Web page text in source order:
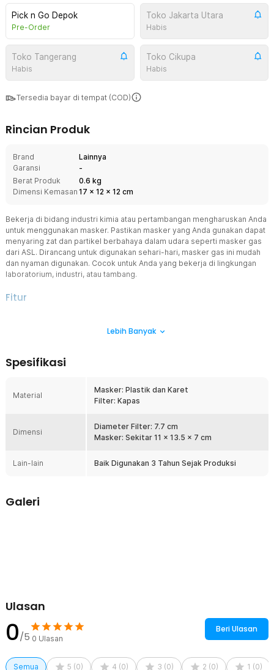
Pick n Go Depok
Pre-Order
Toko Jakarta Utara
Habis
Toko Tangerang
Habis
Toko Cikupa
Habis
Tersedia bayar di tempat (COD)
Rincian Produk
Brand
Lainnya
Garansi
-
Berat Produk
0.6 kg
Dimensi Kemasan 17 x 12 x 12 cm
Bekerja di bidang industri kimia atau pertambangan mengharuskan Anda
untuk menggunakan masker. Pastikan masker yang Anda gunakan dapat
menyaring zat dan partikel berbahaya dalam udara seperti masker gas
dari ASL. Dirancang untuk digunakan sehari-hari, masker gas ini mudah
dan nyaman digunakan. Cocok untuk Anda yang bekerja di lingkungan
laboratorium, industri, atau tambang.
Fitur
Masker polusi ini membantu memberikan perlindungan terhadap
Anda berada di lingkungan kerja ataupun lingkungan yang memiliki
Melindungi Bagian Wajah
Memiliki desain menutupi mulut dan hidung secara menyeluruh,
terhindar dari efek kontaminasi pada saat beraktivitas di luar atau
bekerja.
Filter penyaring udara memberikan sirkulasi udara yang bersih
menggantinya dengan filter masker gas respirator C302.
Lebih Banyak
Spesifikasi
Material
Masker: Plastik dan Karet
Filter: Kapas
Dimensi
Diameter Filter: 7.7 cm
Masker: Sekitar 11 x 13.5 x 7 cm
Lain-lain Baik Digunakan 3 Tahun Sejak Produksi
Galeri
Ulasan
0/5 0 Ulasan
Beri Ulasan
Semua 5 (0) 4 (0) 3 (0) 2 (0) 1 (0)